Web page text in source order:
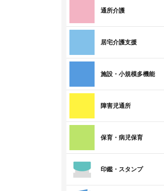
通所介護
居宅介護支援
施設・小規模多機能
障害児通所
保育・病児保育
印鑑・スタンプ